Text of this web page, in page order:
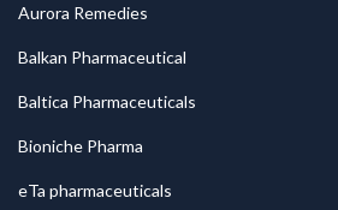
Aurora Remedies
Balkan Pharmaceutical
Baltica Pharmaceuticals
Bioniche Pharma
eTa pharmaceuticals